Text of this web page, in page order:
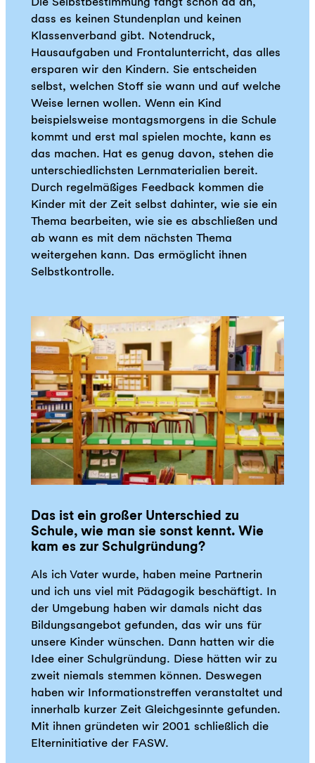
dass es keinen Stundenplan und keinen
Klassenverband gibt. Notendruck,
Hausaufgaben und Frontalunterricht, das alles
ersparen wir den Kindern. Sie entscheiden
selbst, welchen Stoff sie wann und auf welche
Weise lernen wollen. Wenn ein Kind
beispielsweise montagsmorgens in die Schule
kommt und erst mal spielen mochte, kann es
das machen. Hat es genug davon, stehen die
unterschiedlichsten Lernmaterialien bereit.
Durch regelmäßiges Feedback kommen die
Kinder mit der Zeit selbst dahinter, wie sie ein
Thema bearbeiten, wie sie es abschließen und
ab wann es mit dem nächsten Thema
weitergehen kann. Das ermöglicht ihnen
Selbstkontrolle.
Das ist ein großer Unterschied zu
Schule, wie man sie sonst kennt. Wie
kam es zur Schulgründung?
Als ich Vater wurde, haben meine Partnerin
und ich uns viel mit Pädagogik beschäftigt. In
der Umgebung haben wir damals nicht das
Bildungsangebot gefunden, das wir uns für
unsere Kinder wünschen. Dann hatten wir die
Idee einer Schulgründung. Diese hätten wir zu
zweit niemals stemmen können. Deswegen
haben wir Informationstreffen veranstaltet und
innerhalb kurzer Zeit Gleichgesinnte gefunden.
Mit ihnen gründeten wir 2001 schließlich die
Elterninitiative der FASW.